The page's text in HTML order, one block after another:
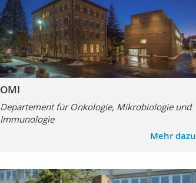
OMI
Departement für Onkologie, Mikrobiologie und
Immunologie
Mehr dazu